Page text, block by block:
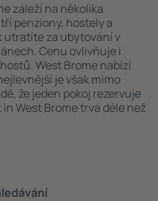
záleží na několika
penziony, hostely a
utratíte za ubytování v
Cenu ovlivňuje i
West Brome nabízí
je však mimo
že jeden pokoj rezervuje
West Brome trvá déle než